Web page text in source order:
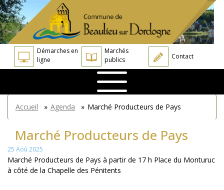
Aller
au
contenu
principal
Démarches en
ligne
Marchés
publics
Contact
You
are
here
Accueil » Agenda » Marché Producteurs de Pays
Marché Producteurs de Pays
25 Aoû 2025
Marché Producteurs de Pays à partir de 17 h Place du Monturuc
à côté de la Chapelle des Pénitents
Panneau de gestion des cookies